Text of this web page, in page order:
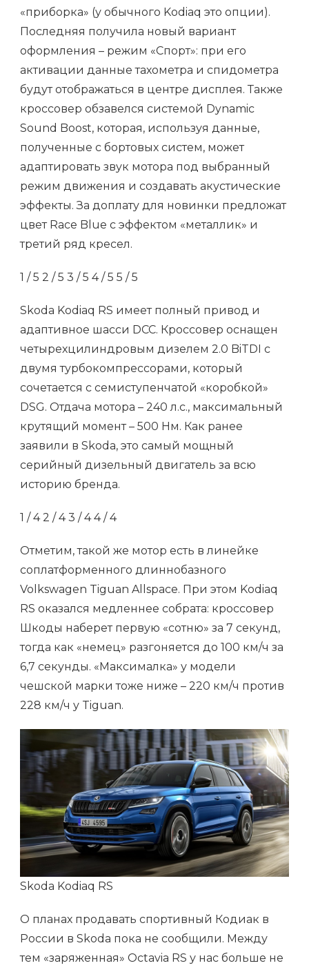
«приборка» (у обычного Kodiaq это опции).
Последняя получила новый вариант
оформления – режим «Спорт»: при его
активации данные тахометра и спидометра
будут отображаться в центре дисплея. Также
кроссовер обзавелся системой Dynamic
Sound Boost, которая, используя данные,
полученные с бортовых систем, может
адаптировать звук мотора под выбранный
режим движения и создавать акустические
эффекты. За доплату для новинки предложат
цвет Race Blue с эффектом «металлик» и
третий ряд кресел.
1 / 5 2 / 5 3 / 5 4/ 5 5 / 5
Skoda Kodiaq RS имеет полный привод и
адаптивное шасси DCC. Кроссовер оснащен
четырехцилиндровым дизелем 2.0 BiTDI с
двумя турбокомпрессорами, который
сочетается с семиступенчатой «коробкой»
DSG. Отдача мотора – 240 л.с., максимальный
крутящий момент – 500 Нм. Как ранее
заявили в Skoda, это самый мощный
серийный дизельный двигатель за всю
историю бренда.
1 / 42 / 43 / 44/ 4
Отметим, такой же мотор есть в линейке
соплатформенного длиннобазного
Volkswagen Tiguan Allspace. При этом Kodiaq
RS оказался медленнее собрата: кроссовер
Шкоды наберет первую «сотню» за 7 секунд,
тогда как «немец» разгоняется до 100 км/ч за
6,7 секунды. «Максималка» у модели
чешской марки тоже ниже – 220 км/ч против
228 км/ч у Tiguan.
Skoda Kodiaq RS
О планах продавать спортивный Кодиак в
России в Skoda пока не сообщили. Между
тем «заряженная» Octavia RS у нас больше не